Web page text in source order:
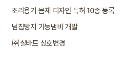
조리용기 몸체 디자인 특허 10종 등록
넘침방지 기능냄비 개발
㈜실바트 상호변경